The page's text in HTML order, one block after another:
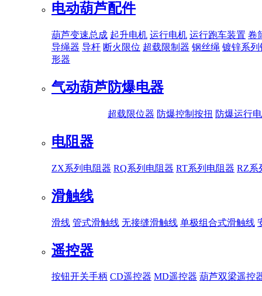
电动葫芦配件
葫芦变速总成 起升电机 运行电机 运行跑车装置 卷
导绳器 导杆 断火限位 超载限制器 钢丝绳 镀锌系列
形器
气动葫芦防爆电器
超载限位器 防爆控制按扭 防爆运行
电阻器
ZX系列电阻器 RQ系列电阻器 RT系列电阻器 RZ系
滑触线
滑线 管式滑触线 无接缝滑触线 单极组合式滑触线
遥控器
按钮开关手柄 CD遥控器 MD遥控器 葫芦双梁遥控